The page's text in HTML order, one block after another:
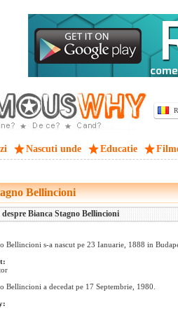
Nascuti unde Educatie
Bellincioni
Bianca Stagno Bellincioni
Bellincioni s-a nascut pe 23 Ianuarie, 1888 in
Bellincioni a decedat pe 17 Septembrie, 1980.